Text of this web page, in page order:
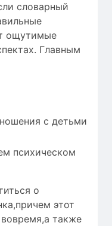
словарный
ощутимые
Главным
с детьми
психическом
о
этот
также